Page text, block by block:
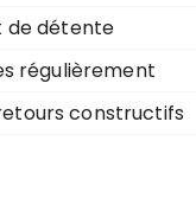
de détente
régulièrement
constructifs